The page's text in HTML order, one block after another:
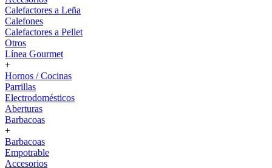
Calefactores a Leña
Calefones
Calefactores a Pellet
Otros
Línea Gourmet
+
Hornos / Cocinas
Parrillas
Electrodomésticos
Aberturas
Barbacoas
+
Barbacoas
Empotrable
Accesorios